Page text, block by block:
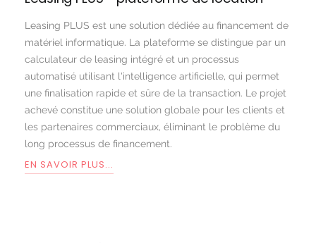
Leasing PLUS est une solution dédiée au financement de
matériel informatique. La plateforme se distingue par un
calculateur de leasing intégré et un processus
automatisé utilisant l'intelligence artificielle, qui permet
une finalisation rapide et sûre de la transaction. Le projet
achevé constitue une solution globale pour les clients et
les partenaires commerciaux, éliminant le problème du
long processus de financement.
EN SAVOIR PLUS...